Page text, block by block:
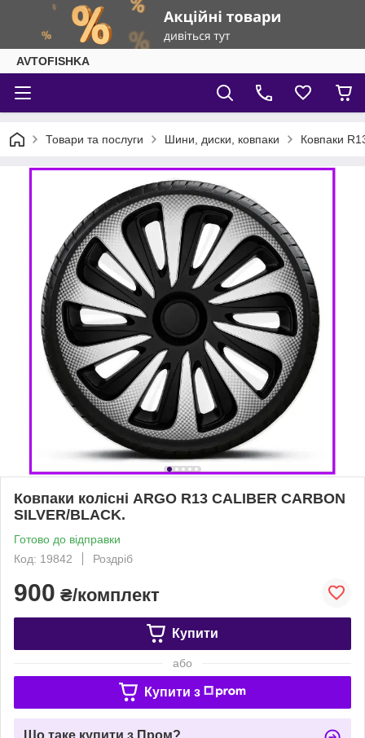
AVTOFISHKA
Товари та послуги Шини, диски, ковпаки Ковпаки
Ковпаки колісні ARGO R13 CALIBER CARBON
SILVER/BLACK.
Готово до відправки
Код: 19842
Роздріб
900 ₴/комплект
Купити
або
Купити з
Що таке купити з Пром?